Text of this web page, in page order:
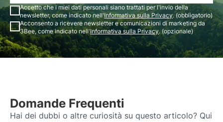
Accetto che i miei dati personali siano trattati per l'invio della
newsletter, come indicato nell'Informativa sulla Privacy. (obbligatorio)
Acconsento a ricevere newsletter e comunicazioni di marketing da
3Bee, come indicato nell'Informativa sulla Privacy. (opzionale)
Domande Frequenti
Hai dei dubbi o altre curiosità su questo articolo? Qui